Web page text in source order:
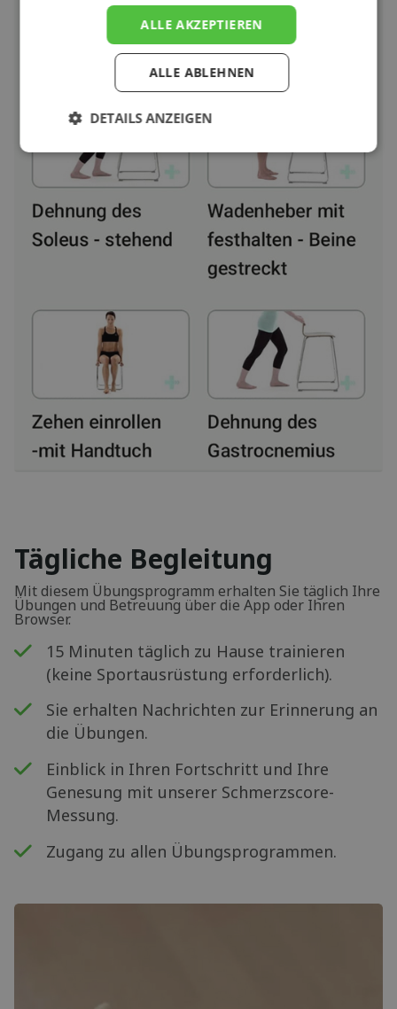
Tägliche Begleitung
Mit diesem Übungsprogramm erhalten Sie täglich Ihre
Übungen und Betreuung über die App oder Ihren
Browser.
15 Minuten täglich zu Hause trainieren
(keine Sportausrüstung erforderlich).
Sie erhalten Nachrichten zur Erinnerung an
die Übungen.
Einblick in Ihren Fortschritt und Ihre
Genesung mit unserer Schmerzscore-
Messung.
Zugang zu allen Übungsprogrammen.
ALLE AKZEPTIEREN
ALLE ABLEHNEN
DETAILS ANZEIGEN